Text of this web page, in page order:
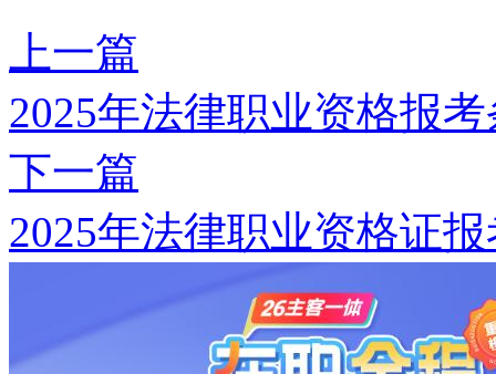
上一篇
2025年法律职业资格报
下一篇
2025年法律职业资格证